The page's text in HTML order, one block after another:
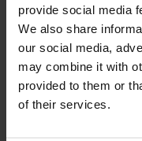
provide social media
We also share
our social media,
may combine it with
provided to them or
of their services.
対応